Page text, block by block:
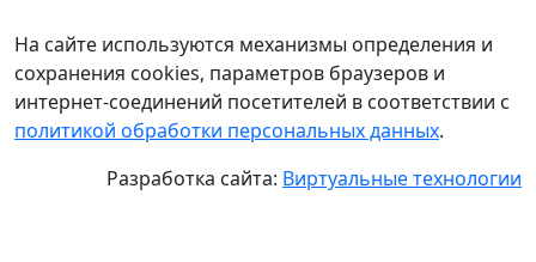
На сайте используются механизмы определения и
сохранения cookies, параметров браузеров и
интернет-соединений посетителей в соответствии с
политикой обработки персональных данных.
Разработка сайта: Виртуальные технологии